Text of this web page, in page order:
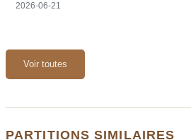
2026-06-21
Voir toutes
PARTITIONS SIMILAIRES